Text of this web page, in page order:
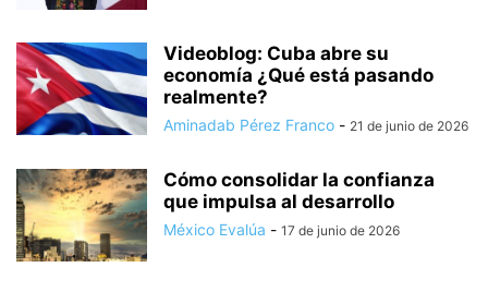
Videoblog: Cuba abre su
economía ¿Qué está pasando
realmente?
Aminadab Pérez Franco - 21 de junio de 2026
Cómo consolidar la confianza
que impulsa al desarrollo
México Evalúa - 17 de junio de 2026